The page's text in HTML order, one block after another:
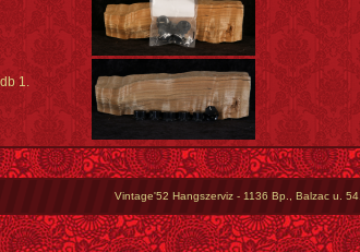
1.
Vintage'52 Hangszerviz - 1136 Bp., Balzac u. 54.